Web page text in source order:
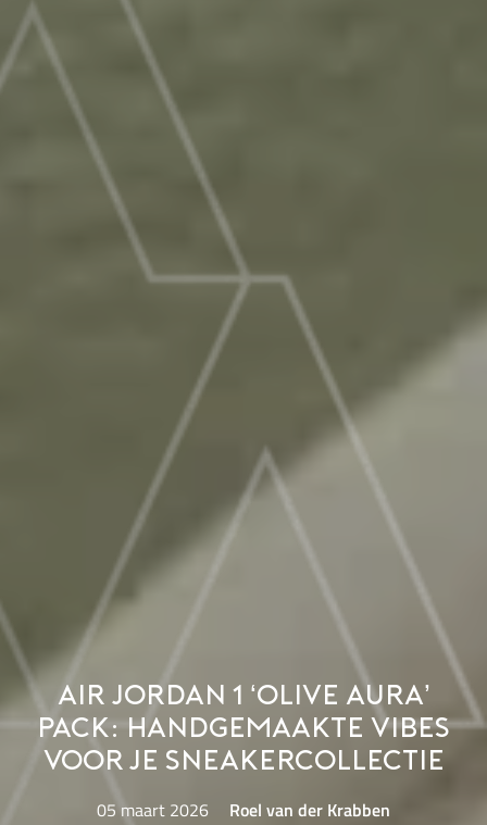
Air Jordan 1 ‘Olive Aura’
Pack: Handgemaakte vibes
voor je sneakercollectie
05 maart 2026 Roel van der Krabben